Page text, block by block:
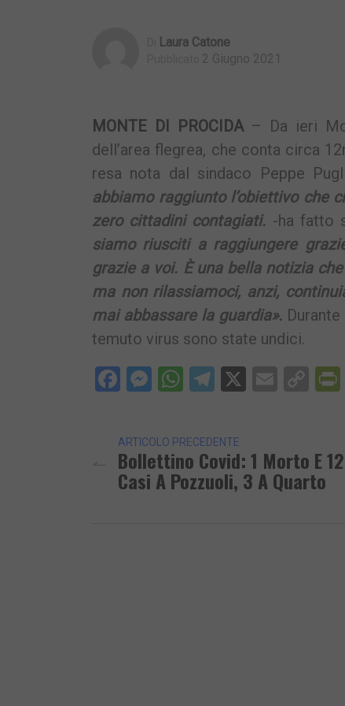
Laura Catone
2 Giugno 2021
MONTE DI PROCIDA– Da ieri
dell’area flegrea, che conta circa
resa nota dal sindaco Peppe
abbiamo raggiunto l’obiettivo che
zero cittadini contagiati. -ha fatto
siamo riusciti a raggiungere
grazie a voi. È una bella notizia
ma non rilassiamoci, anzi,
mai abbassare la guardia».
temuto virus sono state undici.
Facebook
Messenger
WhatsApp
Telegram
X Email
ARTICOLO PRECEDENTE
Bollettino Covid: 1 Morto E
Casi A Pozzuoli, 3 A Quarto